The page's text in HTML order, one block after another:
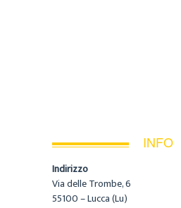
INFO
Indirizzo
Via delle Trombe, 6
55100 – Lucca (Lu)